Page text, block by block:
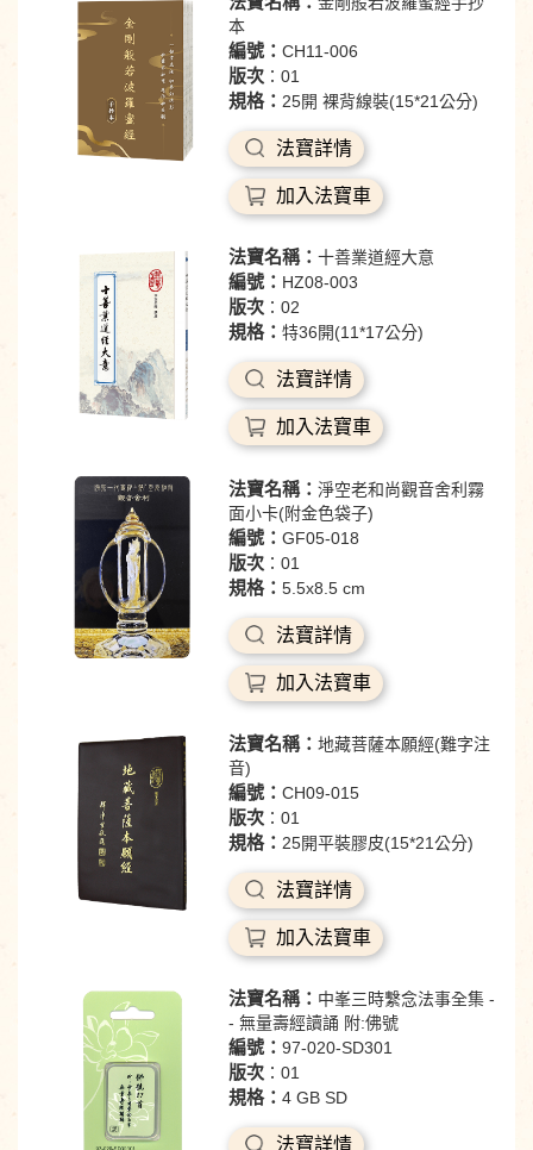
本
編號： CH11-006
版次：01
規格： 25開 裸背線裝(15*21公分)
法寶詳情
加入法寶車
法寶名稱： 十善業道經大意
編號： HZ08-003
版次：02
規格： 特36開(11*17公分)
法寶詳情
加入法寶車
法寶名稱： 淨空老和尚觀音舍利霧
面小卡(附金色袋子)
編號： GF05-018
版次：01
規格： 5.5x8.5 cm
法寶詳情
加入法寶車
法寶名稱： 地藏菩薩本願經(難字注
音)
編號： CH09-015
版次：01
規格： 25開平裝膠皮(15*21公分)
法寶詳情
加入法寶車
法寶名稱： 中峯三時繫念法事全集 -
- 無量壽經讀誦 附:佛號
編號： 97-020-SD301
版次：01
規格： 4 GB SD
法寶詳情